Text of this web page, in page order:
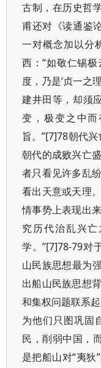
古制，在历史哲
甫还对《读通鉴
一对概念加以分
西：“如敬仁锡
度，乃是‘贞一之
建井田等，却须
变，极变之中
旨。”[7]78朝代
朝代的成败兴亡
者只看见许多乱
看出天意或天理
情事势上表现出
究历代治乱兴
学。”[7]78-79对
山民族思想最为
出船山民族思想
和集权问题联系起
为他们只图巩固
民，削弱中国，
是把船山对“夷